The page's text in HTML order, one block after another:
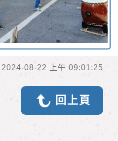
2024-08-22 上午 09:01:25
回上頁